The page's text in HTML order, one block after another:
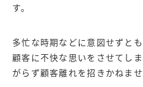
す。
多忙な時期などに意図せずと
顧客に不快な思いをさせてし
がらず顧客離れを招きかねませ